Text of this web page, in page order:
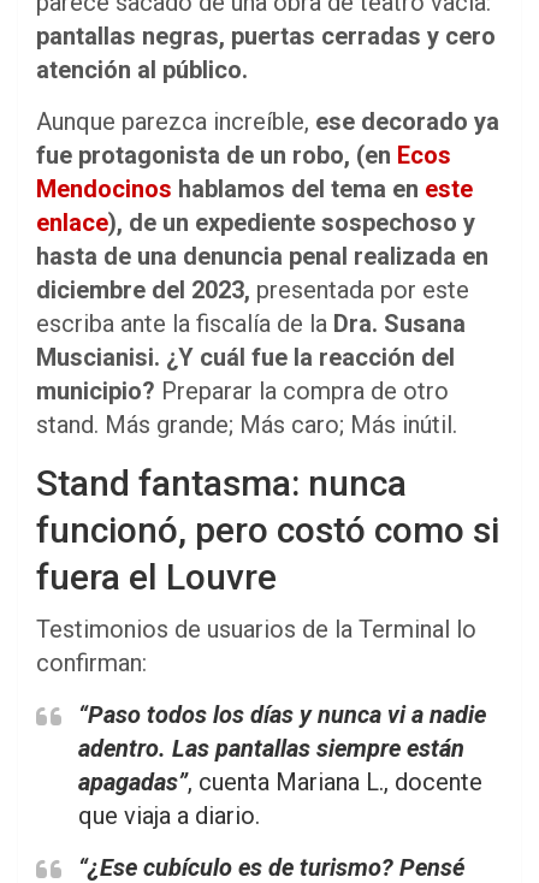
pantallas negras, puertas cerradas y cero
atención al público.
Aunque parezca increíble, ese decorado ya
fue protagonista de un robo, (en Ecos
Mendocinos hablamos del tema en este
enlace), de un expediente sospechoso y
hasta de una denuncia penal realizada en
diciembre del 2023, presentada por este
escriba ante la fiscalía de la Dra. Susana
Muscianisi. ¿Y cuál fue la reacción del
municipio? Preparar la compra de otro
stand. Más grande; Más caro; Más inútil.
Stand fantasma: nunca
funcionó, pero costó como si
fuera el Louvre
Testimonios de usuarios de la Terminal lo
confirman:
“Paso todos los días y nunca vi a nadie
adentro. Las pantallas siempre están
apagadas”, cuenta Mariana L., docente
que viaja a diario.
“¿Ese cubículo es de turismo? Pensé